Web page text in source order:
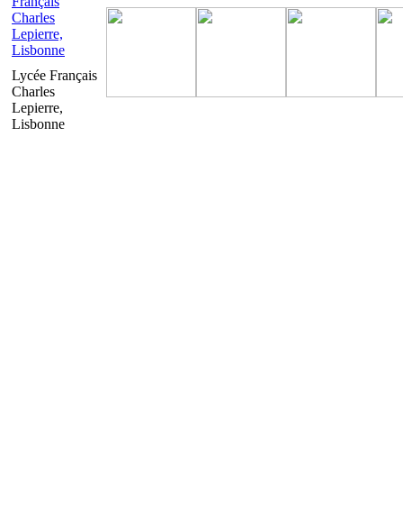
Lycée Français
Charles
Lepierre,
Lisbonne